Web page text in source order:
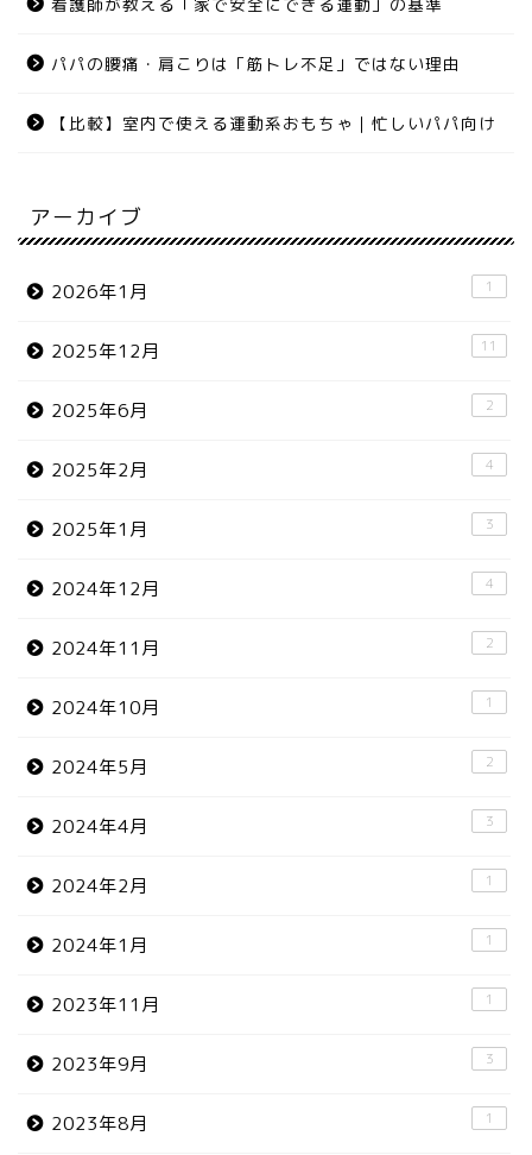
パパの腰痛・肩こりは「筋トレ不足」ではない理由
【比較】室内で使える運動系おもちゃ｜忙しいパパ向け
アーカイブ
2026年1月 1
2025年12月 11
2025年6月 2
2025年2月 4
2025年1月 3
2024年12月 4
2024年11月 2
2024年10月 1
2024年5月 2
2024年4月 3
2024年2月 1
2024年1月 1
2023年11月 1
2023年9月 3
2023年8月 1